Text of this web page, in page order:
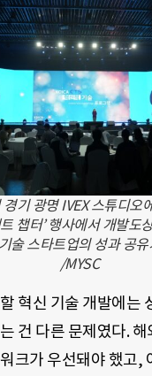
기 광명 IVEX 스튜디오
챕터’ 행사에서 개발도
술 스타트업의 성과 공
/MYSC
혁신 기술 개발에는
건 다른 문제였다. 해
크가 우선돼야 했고,